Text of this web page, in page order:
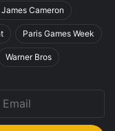
James Cameron
Paris Games Week
Warner Bros